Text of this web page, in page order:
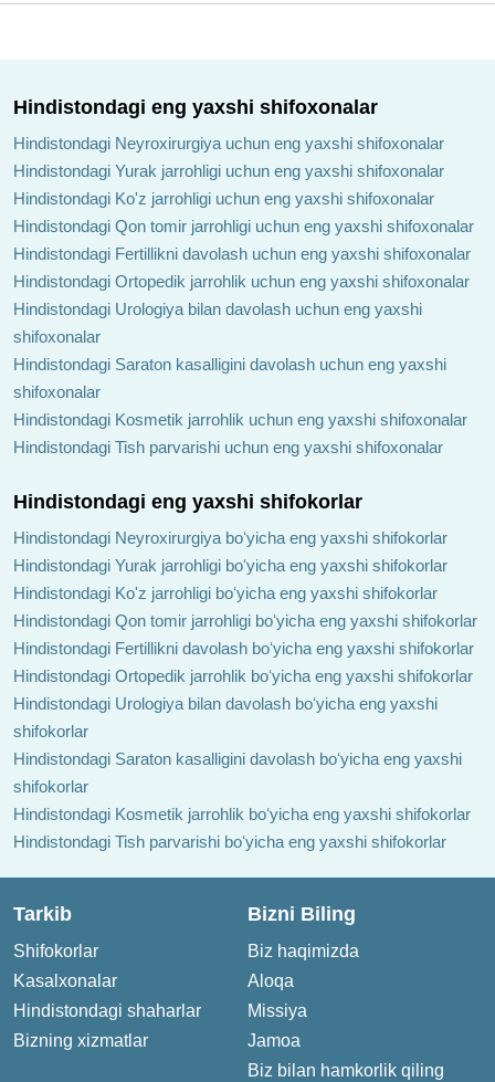
Hindistondagi eng yaxshi shifoxonalar
Hindistondagi Neyroxirurgiya uchun eng yaxshi shifoxonalar
Hindistondagi Yurak jarrohligi uchun eng yaxshi shifoxonalar
Hindistondagi Ko'z jarrohligi uchun eng yaxshi shifoxonalar
Hindistondagi Qon tomir jarrohligi uchun eng yaxshi shifoxonalar
Hindistondagi Fertillikni davolash uchun eng yaxshi shifoxonalar
Hindistondagi Ortopedik jarrohlik uchun eng yaxshi shifoxonalar
Hindistondagi Urologiya bilan davolash uchun eng yaxshi
shifoxonalar
Hindistondagi Saraton kasalligini davolash uchun eng yaxshi
shifoxonalar
Hindistondagi Kosmetik jarrohlik uchun eng yaxshi shifoxonalar
Hindistondagi Tish parvarishi uchun eng yaxshi shifoxonalar
Hindistondagi eng yaxshi shifokorlar
Hindistondagi Neyroxirurgiya boʻyicha eng yaxshi shifokorlar
Hindistondagi Yurak jarrohligi boʻyicha eng yaxshi shifokorlar
Hindistondagi Ko'z jarrohligi boʻyicha eng yaxshi shifokorlar
Hindistondagi Qon tomir jarrohligi boʻyicha eng yaxshi shifokorlar
Hindistondagi Fertillikni davolash boʻyicha eng yaxshi shifokorlar
Hindistondagi Ortopedik jarrohlik boʻyicha eng yaxshi shifokorlar
Hindistondagi Urologiya bilan davolash boʻyicha eng yaxshi
shifokorlar
Hindistondagi Saraton kasalligini davolash boʻyicha eng yaxshi
shifokorlar
Hindistondagi Kosmetik jarrohlik boʻyicha eng yaxshi shifokorlar
Hindistondagi Tish parvarishi boʻyicha eng yaxshi shifokorlar
Tarkib
Shifokorlar
Kasalxonalar
Hindistondagi shaharlar
Bizning xizmatlar
Bizni Biling
Biz haqimizda
Aloqa
Missiya
Jamoa
Biz bilan hamkorlik qiling